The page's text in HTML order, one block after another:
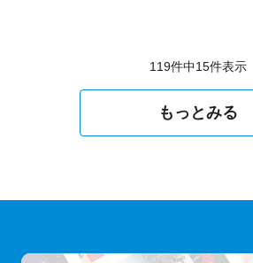
119件中15件表示
もっとみる